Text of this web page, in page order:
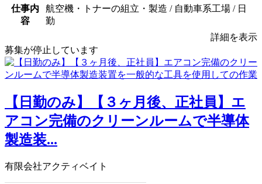
仕事内
容
航空機・トナーの組立・製造 / 自動車系工場 / 日
勤
詳細を表示
募集が停止しています
【日勤のみ】【３ヶ月後、正社員】エ
アコン完備のクリーンルームで半導体
製造装...
有限会社アクティベイト